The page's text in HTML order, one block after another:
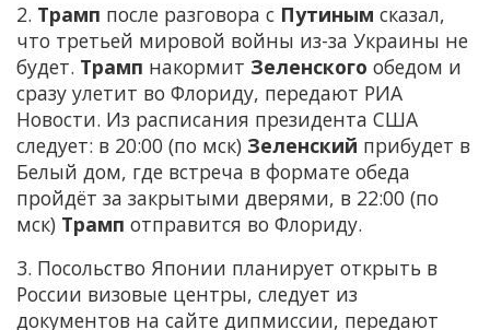
2. Трамп после разговора с Путиным сказал,
что третьей мировой войны из-за Украины не
будет. Трамп накормит Зеленского обедом и
сразу улетит во Флориду, передают РИА
Новости. Из расписания президента США
следует: в 20:00 (по мск) Зеленский прибудет в
Белый дом, где встреча в формате обеда
пройдёт за закрытыми дверями, в 22:00 (по
мск) Трамп отправится во Флориду.
3. Посольство Японии планирует открыть в
России визовые центры, следует из
документов на сайте дипмиссии, передают